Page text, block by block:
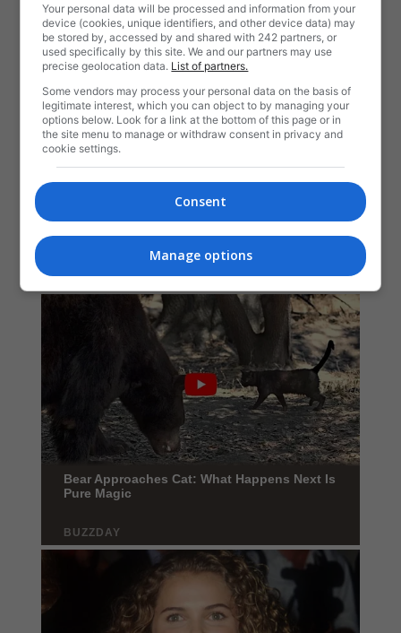
Your personal data will be processed and information from your
device (cookies, unique identifiers, and other device data) may
be stored by, accessed by and shared with 242 partners, or
used specifically by this site. We and our partners may use
precise geolocation data. List of partners.
Some vendors may process your personal data on the basis of
legitimate interest, which you can object to by managing your
options below. Look for a link at the bottom of this page or in
the site menu to manage or withdraw consent in privacy and
cookie settings.
Consent
Manage options